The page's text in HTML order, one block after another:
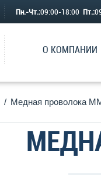
Пн.-Чт.:09:00-18:00 Пт.:
О КОМПАНИИ
Медная проволока